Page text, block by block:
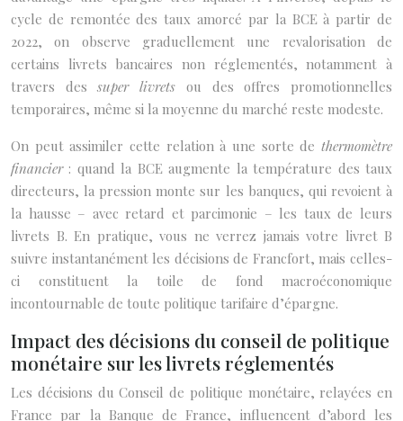
cycle de remontée des taux amorcé par la BCE à partir de
2022, on observe graduellement une revalorisation de
certains livrets bancaires non réglementés, notamment à
travers dessuper livrets ou des offres promotionnelles
temporaires, même si la moyenne du marché reste modeste.
On peut assimiler cette relation à une sorte de thermomètre
financier: quand la BCE augmente la température des taux
directeurs, la pression monte sur les banques, qui revoient à
la hausse – avec retard et parcimonie – les taux de leurs
livrets B. En pratique, vous ne verrez jamais votre livret B
suivre instantanément les décisions de Francfort, mais celles-
ci constituent la toile de fond macroéconomique
incontournable de toute politique tarifaire d’épargne.
Impact des décisions du conseil de politique
monétaire sur les livrets réglementés
Les décisions du Conseil de politique monétaire, relayées en
France par la Banque de France, influencent d’abord les